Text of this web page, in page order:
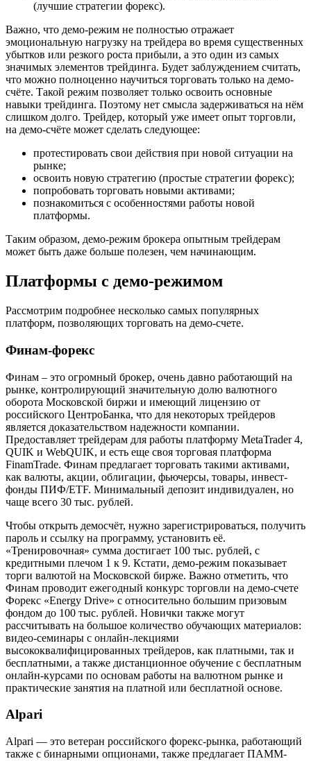
(лучшие стратегии форекс).
Важно, что демо-режим не полностью отражает
эмоциональную нагрузку на трейдера во время существенных
убытков или резкого роста прибыли, а это один из самых
значимых элементов трейдинга. Будет заблуждением считать,
что можно полноценно научиться торговать только на демо-
счёте. Такой режим позволяет только освоить основные
навыки трейдинга. Поэтому нет смысла задерживаться на нём
слишком долго. Трейдер, который уже имеет опыт торговли,
на демо-счёте может сделать следующее:
протестировать свои действия при новой ситуации на
рынке;
освоить новую стратегию (простые стратегии форекс);
попробовать торговать новыми активами;
познакомиться с особенностями работы новой
платформы.
Таким образом, демо-режим брокера опытным трейдерам
может быть даже больше полезен, чем начинающим.
Платформы с демо-режимом
Рассмотрим подробнее несколько самых популярных
платформ, позволяющих торговать на демо-счете.
Финам-форекс
Финам – это огромный брокер, очень давно работающий на
рынке, контролирующий значительную долю валютного
оборота Московской биржи и имеющий лицензию от
российского ЦентроБанка, что для некоторых трейдеров
является доказательством надежности компании.
Предоставляет трейдерам для работы платформу MetaTrader 4,
QUIK и WebQUIK, и есть еще своя торговая платформа
FinamTrade. Финам предлагает торговать такими активами,
как валюты, акции, облигации, фьючерсы, товары, инвест-
фонды ПИФ/ETF. Минимальный депозит индивидуален, но
чаще всего 30 тыс. рублей.
Чтобы открыть демосчёт, нужно зарегистрироваться, получить
пароль и ссылку на программу, установить её.
«Тренировочная» сумма достигает 100 тыс. рублей, с
кредитными плечом 1 к 9. Кстати, демо-режим показывает
торги валютой на Московской бирже. Важно отметить, что
Финам проводит ежегодный конкурс торговли на демо-счете
Форекс «Energy Drive» с относительно большим призовым
фондом до 100 тыс. рублей. Новички также могут
рассчитывать на большое количество обучающих материалов:
видео-семинары с онлайн-лекциями
высококвалифицированных трейдеров, как платными, так и
бесплатными, а также дистанционное обучение с бесплатным
онлайн-курсами по основам работы на валютном рынке и
практические занятия на платной или бесплатной основе.
Alpari
Alpari — это ветеран российского форекс-рынка, работающий
также с бинарными опционами, также предлагает ПАММ-